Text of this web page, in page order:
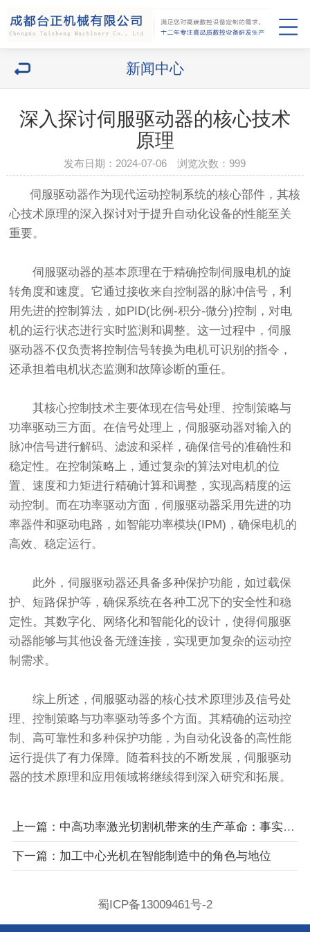
新闻中心
深入探讨伺服驱动器的核心技术
原理
发布日期：2024-07-06 浏览次数： 999
伺服驱动器作为现代运动控制系统的核心部件，其核
心技术原理的深入探讨对于提升自动化设备的性能至关
重要。
伺服驱动器的基本原理在于精确控制伺服电机的旋
转角度和速度。它通过接收来自控制器的脉冲信号，利
用先进的控制算法，如PID(比例-积分-微分)控制，对电
机的运行状态进行实时监测和调整。这一过程中，伺服
驱动器不仅负责将控制信号转换为电机可识别的指令，
还承担着电机状态监测和故障诊断的重任。
其核心控制技术主要体现在信号处理、控制策略与
功率驱动三方面。在信号处理上，伺服驱动器对输入的
脉冲信号进行解码、滤波和采样，确保信号的准确性和
稳定性。在控制策略上，通过复杂的算法对电机的位
置、速度和力矩进行精确计算和调整，实现高精度的运
动控制。而在功率驱动方面，伺服驱动器采用先进的功
率器件和驱动电路，如智能功率模块(IPM)，确保电机的
高效、稳定运行。
此外，伺服驱动器还具备多种保护功能，如过载保
护、短路保护等，确保系统在各种工况下的安全性和稳
定性。其数字化、网络化和智能化的设计，使得伺服驱
动器能够与其他设备无缝连接，实现更加复杂的运动控
制需求。
综上所述，伺服驱动器的核心技术原理涉及信号处
理、控制策略与功率驱动等多个方面。其精确的运动控
制、高可靠性和多种保护功能，为自动化设备的高性能
运行提供了有力保障。随着科技的不断发展，伺服驱动
器的技术原理和应用领域将继续得到深入研究和拓展。
上一篇：中高功率激光切割机带来的生产革命：事实与效益
下一篇：加工中心光机在智能制造中的角色与地位
蜀ICP备13009461号-2